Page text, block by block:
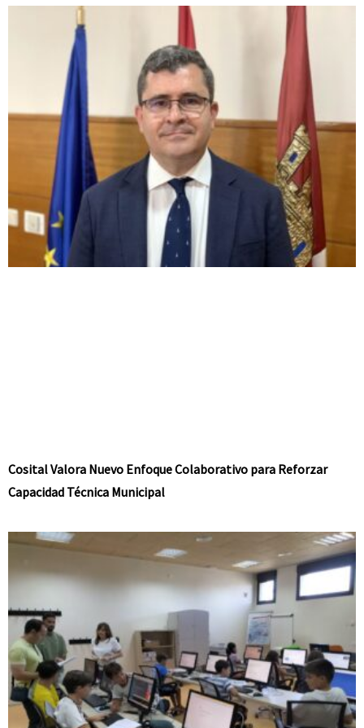
Cosital Valora Nuevo Enfoque Colaborativo para Reforzar
Capacidad Técnica Municipal